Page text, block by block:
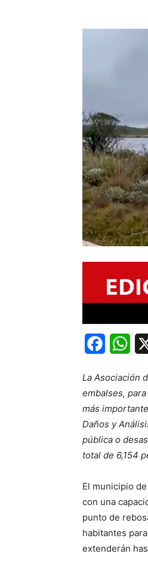
La Asociación
embalses,
más
Daños y
pública o
total de 6,154
El municipio
con una
punto de
habitantes
extenderán